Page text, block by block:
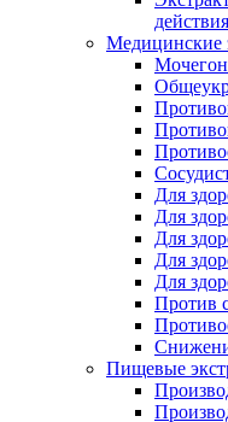
действия
Медицинские
Для
Для
Для
Для
Для
Против
Пищевые